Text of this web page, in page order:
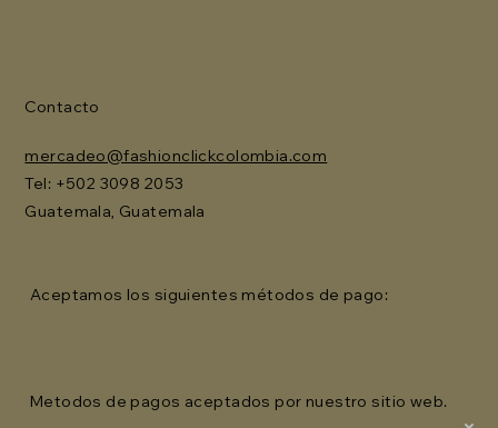
Contacto
mercadeo@fashionclickcolombia.com
Tel: ‪+502 3098 2053‬
Guatemala, Guatemala
Aceptamos los siguientes métodos de pago:
Metodos de pagos aceptados por nuestro sitio web.